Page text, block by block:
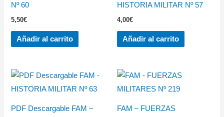
Nº 60
5,50€
Añadir al carrito
HISTORIA MILITAR Nº 57
4,00€
Añadir al carrito
PDF Descargable FAM –
FAM – FUERZAS